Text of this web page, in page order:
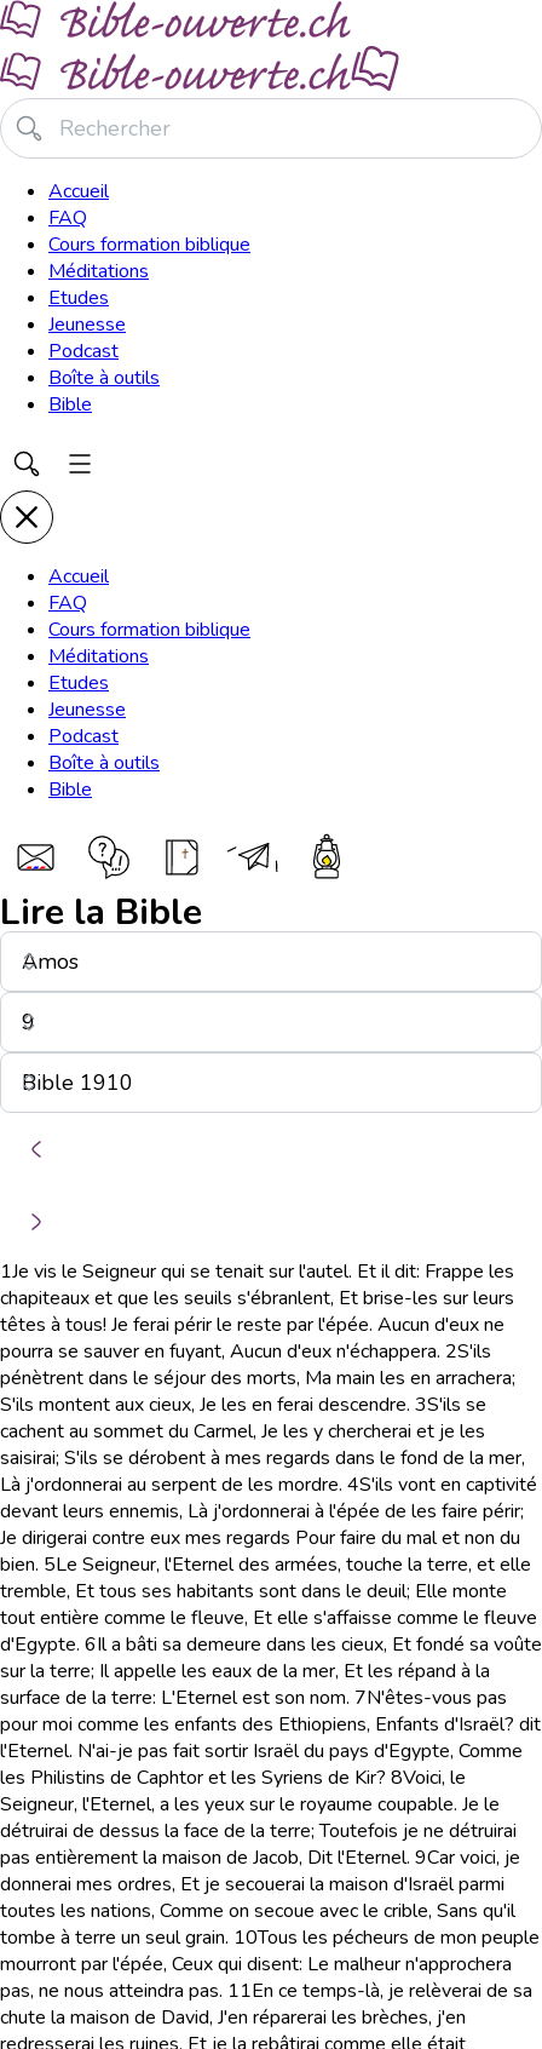
Accueil
FAQ
Cours formation biblique
Méditations
Etudes
Jeunesse
Podcast
Boîte à outils
Bible
Accueil
FAQ
Cours formation biblique
Méditations
Etudes
Jeunesse
Podcast
Boîte à outils
Bible
Lire la Bible
1Je vis le Seigneur qui se tenait sur l'autel. Et il dit: Frappe les
chapiteaux et que les seuils s'ébranlent, Et brise-les sur leurs
têtes à tous! Je ferai périr le reste par l'épée. Aucun d'eux ne
pourra se sauver en fuyant, Aucun d'eux n'échappera. 2S'ils
pénètrent dans le séjour des morts, Ma main les en arrachera;
S'ils montent aux cieux, Je les en ferai descendre. 3S'ils se
cachent au sommet du Carmel, Je les y chercherai et je les
saisirai; S'ils se dérobent à mes regards dans le fond de la mer,
Là j'ordonnerai au serpent de les mordre. 4S'ils vont en captivité
devant leurs ennemis, Là j'ordonnerai à l'épée de les faire périr;
Je dirigerai contre eux mes regards Pour faire du mal et non du
bien. 5Le Seigneur, l'Eternel des armées, touche la terre, et elle
tremble, Et tous ses habitants sont dans le deuil; Elle monte
tout entière comme le fleuve, Et elle s'affaisse comme le fleuve
d'Egypte. 6Il a bâti sa demeure dans les cieux, Et fondé sa voûte
sur la terre; Il appelle les eaux de la mer, Et les répand à la
surface de la terre: L'Eternel est son nom. 7N'êtes-vous pas
pour moi comme les enfants des Ethiopiens, Enfants d'Israël? dit
l'Eternel. N'ai-je pas fait sortir Israël du pays d'Egypte, Comme
les Philistins de Caphtor et les Syriens de Kir? 8Voici, le
Seigneur, l'Eternel, a les yeux sur le royaume coupable. Je le
détruirai de dessus la face de la terre; Toutefois je ne détruirai
pas entièrement la maison de Jacob, Dit l'Eternel. 9Car voici, je
donnerai mes ordres, Et je secouerai la maison d'Israël parmi
toutes les nations, Comme on secoue avec le crible, Sans qu'il
tombe à terre un seul grain. 10Tous les pécheurs de mon peuple
mourront par l'épée, Ceux qui disent: Le malheur n'approchera
pas, ne nous atteindra pas. 11En ce temps-là, je relèverai de sa
chute la maison de David, J'en réparerai les brèches, j'en